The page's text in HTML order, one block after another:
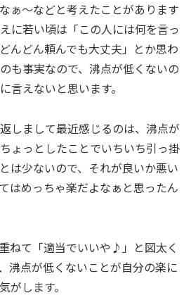
ぁ～などと考えたことがあります
に若い頃は「この人には何を言っ
んどん頼んでも大丈夫」とか思わ
も事実なので、沸点が低くないの
言えないと思います。
しまして最近感じるのは、沸点が
ょっとしたことでいちいち引っ掛
は少ないので、それが良いか悪い
はめっちゃ楽だよなぁと思ったん
ねて「適当でいいや♪」と図太く
沸点が低くないことが自分の楽に
がします。